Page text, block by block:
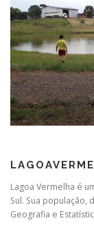
Lagoa Vermelha é
Sul. Sua
Geografia e